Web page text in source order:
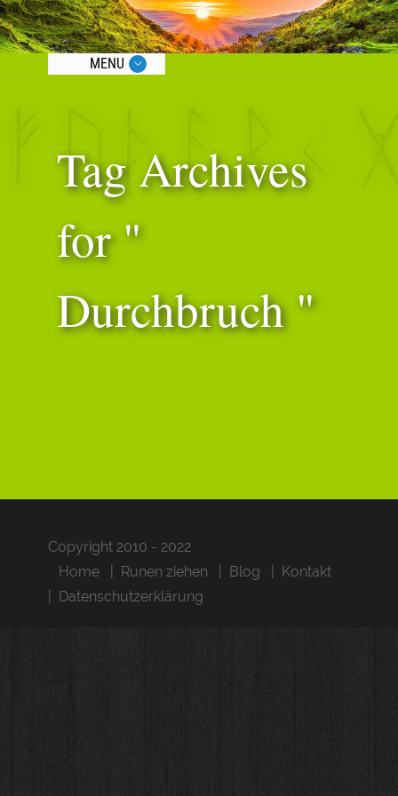
MENU
Tag Archives
for "
Durchbruch "
Copyright 2010 - 2022
Home
Runen ziehen Blog
Kontakt
Datenschutzerklärung